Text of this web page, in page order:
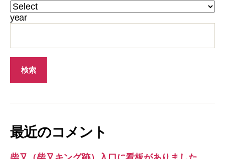
year
最近のコメント